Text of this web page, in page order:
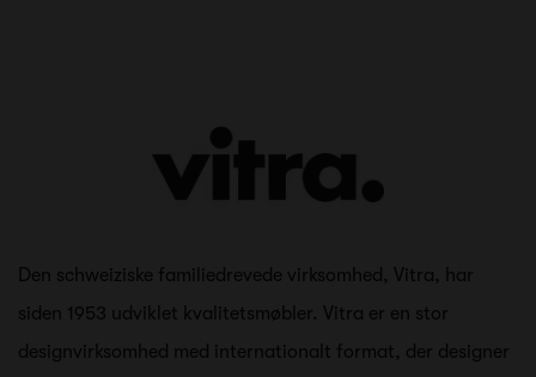
Den schweiziske familiedrevede virksomhed, Vitra, har
siden 1953 udviklet kvalitetsmøbler. Vitra er en stor
designvirksomhed med internationalt format, der designer